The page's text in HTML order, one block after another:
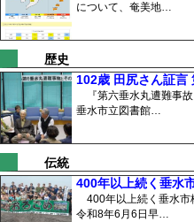
について、奄美地…
歴史
102歳 田尻さん証
『第六垂水丸遭難事故
垂水市立図書館…
伝統
400年以上続く垂水
400年以上続く垂水市
令和8年6月6日早…